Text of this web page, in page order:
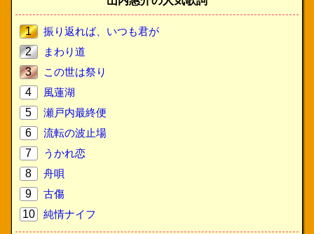
1
振り返れば、いつも君が
2
まわり道
3
この世は祭り
4
風蓮湖
5
瀬戸内最終便
6
流転の波止場
7
うかれ恋
8
舟唄
9
古傷
10
純情ナイフ